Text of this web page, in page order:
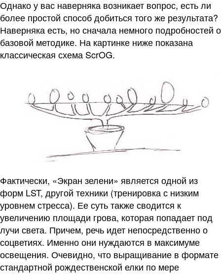
Однако у вас наверняка возникает вопрос, есть ли
более простой способ добиться того же результата?
Наверняка есть, но сначала немного подробностей о
базовой методике. На картинке ниже показана
классическая схема ScrOG.
Фактически, «Экран зелени» является одной из
форм LST, другой техники (тренировка с низким
уровнем стресса). Ее суть также сводится к
увеличению площади грова, которая попадает под
лучи света. Причем, речь идет непосредственно о
соцветиях. Именно они нуждаются в максимуме
освещения. Очевидно, что выращивание в формате
стандартной рождественской елки по мере